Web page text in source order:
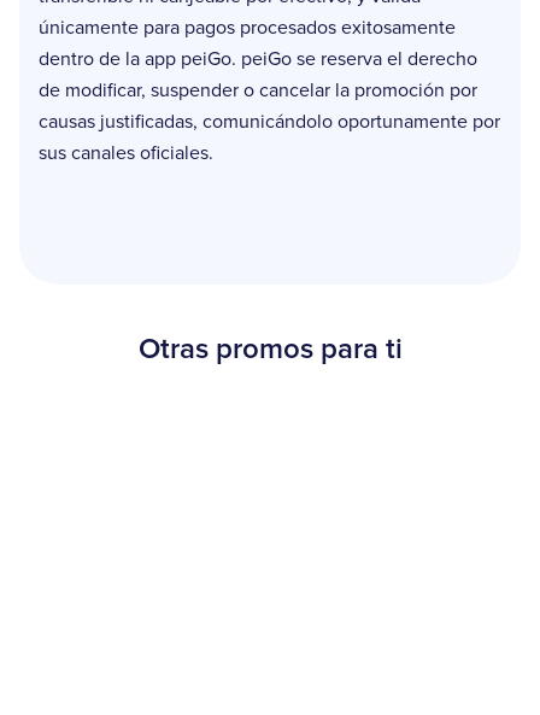
únicamente para pagos procesados exitosamente
dentro de la app peiGo. peiGo se reserva el derecho
de modificar, suspender o cancelar la promoción por
causas justificadas, comunicándolo oportunamente por
sus canales oficiales.
Otras promos para ti